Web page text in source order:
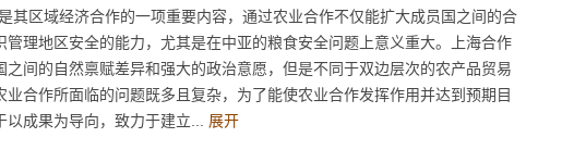
其区域经济合作的一项重要内容，通过农业合作不仅能扩大成员国之间的合
理地区安全的能力，尤其是在中亚的粮食安全问题上意义重大。上海合作
间的自然禀赋差异和强大的政治意愿，但是不同于双边层次的农产品贸易
合作所面临的问题既多且复杂，为了能使农业合作发挥作用并达到预期目
成果为导向，致力于建立... 展开